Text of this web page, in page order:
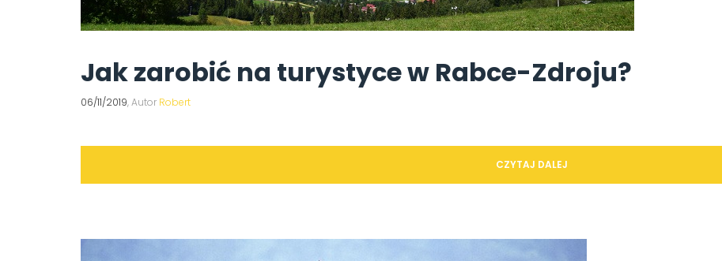
Jak zarobić na turystyce w Rabce-Zdroju?
06/11/2019, Autor Robert
CZYTAJ DALEJ